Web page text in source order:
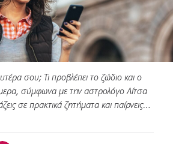
σου; Τι προβλέπει το ζώδιο και ο
σύμφωνα με την αστρολόγο Λίτσα
σε πρακτικά ζητήματα και παίρνεις…